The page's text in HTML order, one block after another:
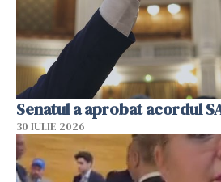
Senatul a aprobat acordul
30 IULIE 2026